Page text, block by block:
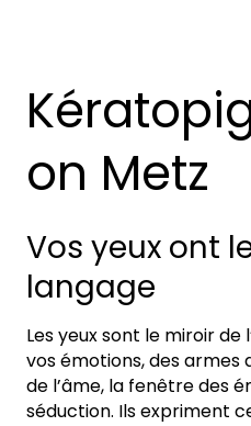
on Metz
Vos yeux ont
langage
Les yeux sont le miroir de
vos émotions, des armes
de l’âme, la fenêtre des
séduction. Ils expriment